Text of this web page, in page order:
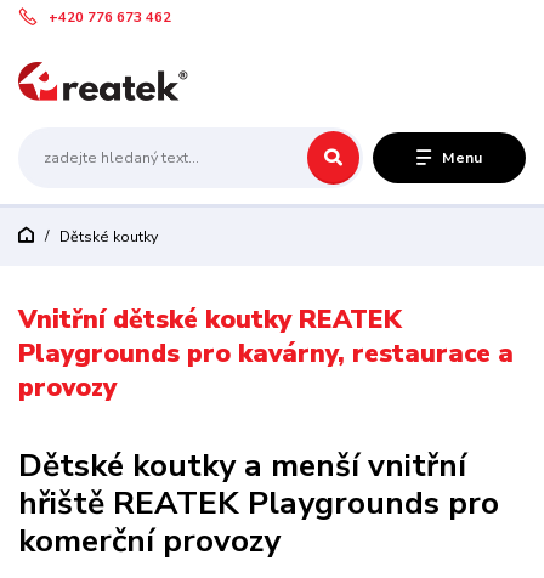
Menu
+420 776 673 462
Dětské koutky
Vnitřní dětské koutky REATEK
Playgrounds pro kavárny, restaurace a
provozy
Dětské koutky a menší vnitřní
hřiště REATEK Playgrounds pro
komerční provozy